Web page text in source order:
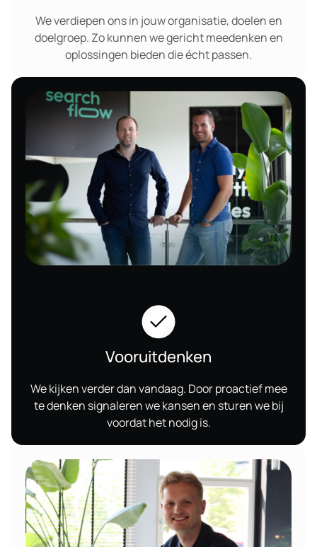
We verdiepen ons in jouw organisatie, doelen en
doelgroep. Zo kunnen we gericht meedenken en
oplossingen bieden die écht passen.
Vooruitdenken
We kijken verder dan vandaag. Door proactief mee
te denken signaleren we kansen en sturen we bij
voordat het nodig is.